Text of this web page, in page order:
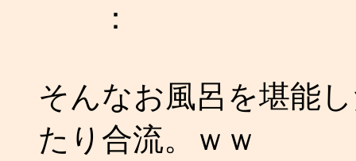
：
そんなお風呂を堪能
たり合流。ｗｗ